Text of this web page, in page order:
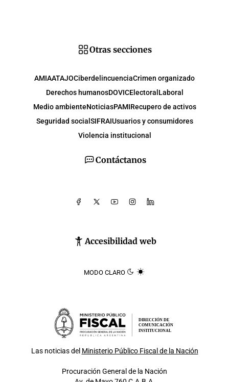
Contáctanos
Accesibilidad web
MODO CLARO
Otras secciones
AMIAATAJOCiberdelincuenciaCrimen organizado
Derechos humanosDOVICElectoral Laboral
Medio ambienteNoticiasPAMIRecupero de activos
Seguridad social SIFRAIUsuarios y consumidores
Violencia institucional
DIRECCIÓN DE
COMUNICACIÓN
INSTITUCIONAL
Las noticias del Ministerio Público Fiscal de la Nación
Procuración General de la Nación